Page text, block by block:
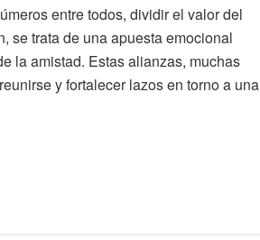
entre todos, dividir el valor del
se trata de una apuesta emocional
la amistad. Estas alianzas, muchas
y fortalecer lazos en torno a una